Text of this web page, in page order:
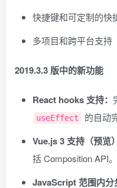
快捷键和可定制的快
多项目和跨平台支持
2019.3.3 版中的新功能
React hooks 支持：
useEffect 的自动
Vue.js 3 支持（预览
括 Composition API。
JavaScript 范围内分